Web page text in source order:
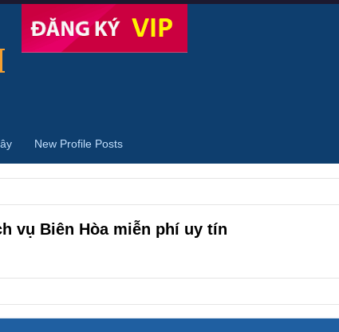
vụ Biên Hòa miễn phí uy tín
New Profile Posts